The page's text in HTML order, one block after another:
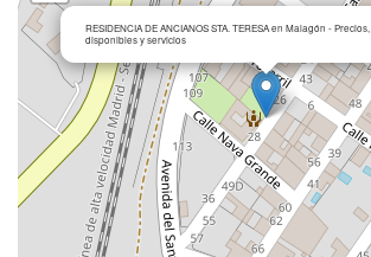
RESIDENCIA DE ANCIANOS STA. TERESA en Malagón -
disponibles y servicios